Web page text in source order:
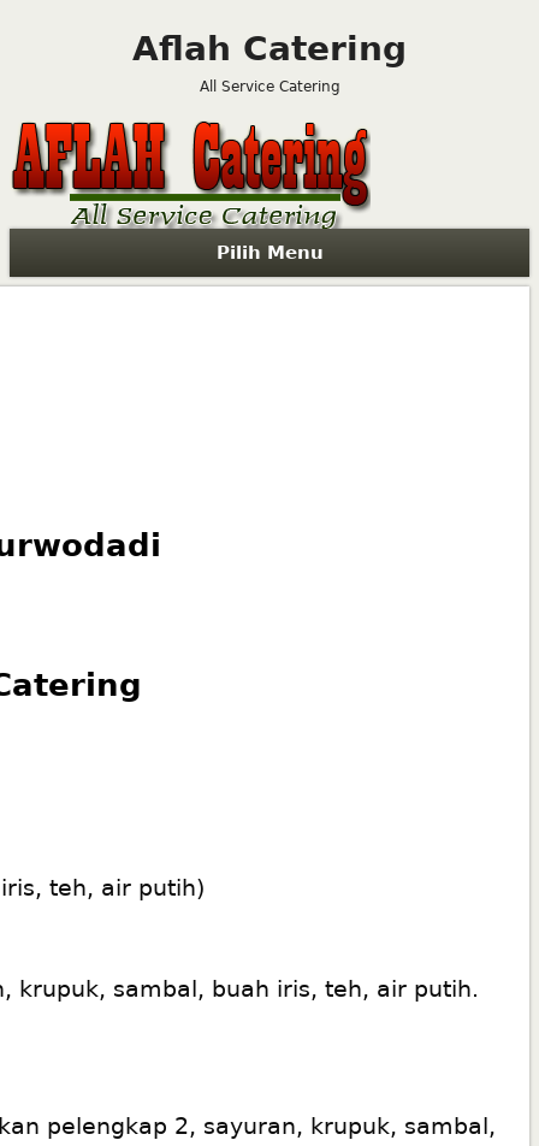
Aflah Catering
All Service Catering
Pilih Menu
teh, air putih)
krupuk, sambal, buah iris, teh, air putih.
pelengkap 2, sayuran, krupuk, sambal,